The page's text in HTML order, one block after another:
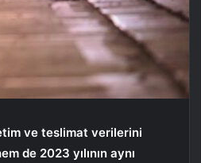
ve teslimat verilerini
de 2023 yılının aynı